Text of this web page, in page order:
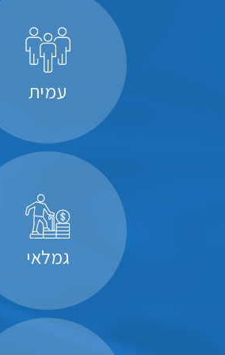
עמית
גמלאי